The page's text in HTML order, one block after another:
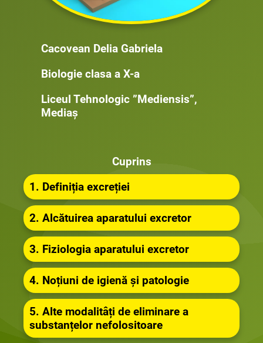
Cacovean Delia Gabriela
Biologie clasa a X-a
Liceul Tehnologic ”Mediensis”,
Mediaș
Cuprins
1. Definiția excreției
2. Alcătuirea aparatului excretor
3. Fiziologia aparatului excretor
4. Noțiuni de igienă și patologie
5. Alte modalitâți de eliminare a
substanțelor nefolositoare